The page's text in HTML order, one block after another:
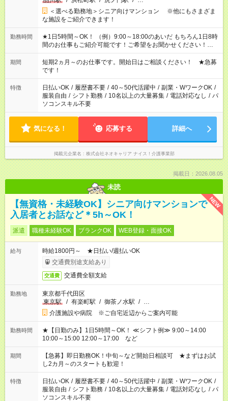
＜選べる勤務地＞シニア向けマンション ※他にもさまざま
な施設をご紹介できます！
勤務時間
★1日5時間～OK！ （例）9:00～18:00のあいだ もちろん1日8時
間のお仕事もご紹介可能です！ご希望をお聞かせください！★家
庭の都合でお休みが必要な場合も遠慮なくご相談ください。 ※
週最低15時間以上の勤務が必要です
期間
短期2ヵ月～のお仕事です。開始日はご相談ください！ ★急募
です！
特徴 日払いOK / 履歴書不要 / 40～50代活躍中 / 副業・WワークOK /
服装自由 / シフト勤務 / 10名以上の大量募集 / 電話対応なし / パ
ソコンスキル不要
気になる！ 応募する 詳細へ
掲載元企業名 株式会社ネオキャリア ナイス！介護事業部
掲載日：2026.08.05
未読
NEW
【無資格・未経験OK】シニア向けマンションで
入居者とお話など＊5h～OK！
派遣 職種未経験OK ブランクOK WEB登録・面接OK
給与
時給1800円～ ★日払い/週払いOK
交通費別途支給あり
交通費 交通費全額支給
勤務地
東京都千代田区
東京駅
/ 有楽町駅 / 御茶ノ水駅 / …
介護施設や病院 ※ご自宅近辺からご案内可能
勤務時間
★【日勤のみ】1日5時間～OK！ ≪シフト例≫ 9:00～14:00
10:00～15:00 12:00～17:00 など
期間
【急募】即日勤務OK！中旬～など開始日相談可 ★まずはお試
し2カ月～のスタートも歓迎！
特徴 日払いOK / 履歴書不要 / 40～50代活躍中 / 副業・WワークOK /
服装自由 / シフト勤務 / 10名以上の大量募集 / 電話対応なし / パ
ソコンスキル不要